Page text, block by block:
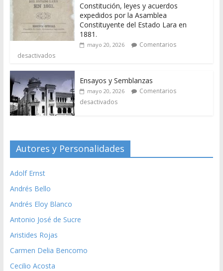
Constitución, leyes y acuerdos
expedidos por la Asamblea
Constituyente del Estado Lara en
1881.
mayo 20, 2026
Comentarios
desactivados
Ensayos y Semblanzas
mayo 20, 2026
Comentarios
desactivados
Autores y Personalidades
Adolf Ernst
Andrés Bello
Andrés Eloy Blanco
Antonio José de Sucre
Aristides Rojas
Carmen Delia Bencomo
Cecilio Acosta